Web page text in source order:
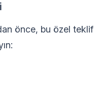
önce, bu özel teklif